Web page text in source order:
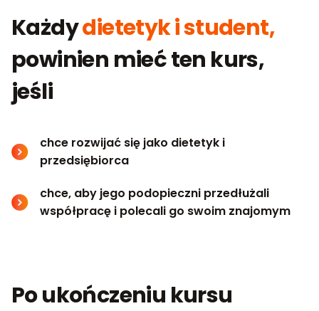
Każdydietetyk i student,
powinien mieć ten kurs,
jeśli
chce rozwijać się jako dietetyk i
przedsiębiorca
chce, aby jego podopieczni przedłużali
współpracę i polecali go swoim znajomym
Po ukończeniu kursu